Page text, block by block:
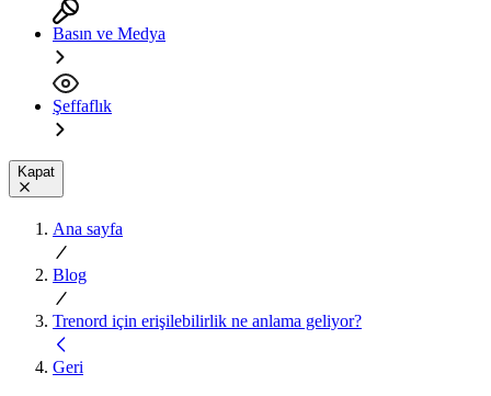
Basın ve Medya
Şeffaflık
Kapat
Ana sayfa
Blog
Trenord için erişilebilirlik ne anlama geliyor?
Geri